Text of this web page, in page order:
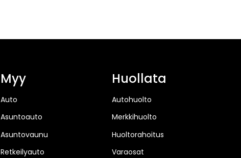
Myy
Auto
Asuntoauto
Asuntovaunu
Retkeilyauto
Huollata
Autohuolto
Merkkihuolto
Huoltorahoitus
Varaosat